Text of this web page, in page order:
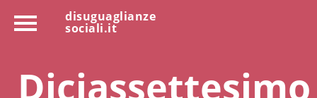
disuguaglianze
sociali.it
Diciassettesimo